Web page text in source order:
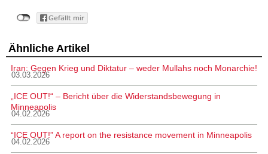
Ähnliche Artikel
Iran: Gegen Krieg und Diktatur – weder Mullahs noch Monarchie!
03.03.2026
„ICE OUT!“ – Bericht über die Widerstandsbewegung in
Minneapolis
04.02.2026
“ICE OUT!” A report on the resistance movement in Minneapolis
04.02.2026